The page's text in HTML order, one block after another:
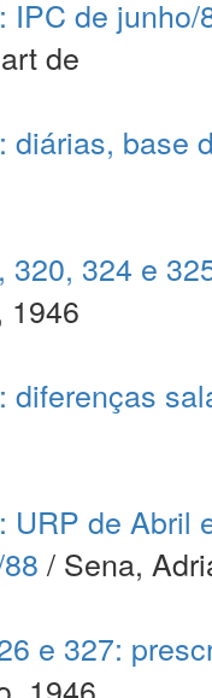
IPC de
de
diárias, base
320, 324 e
1946
diferenças
URP de Abril
/ Sena,
e 327: